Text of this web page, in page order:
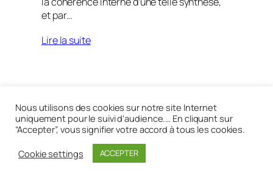
et par…
Lire la suite
Nous utilisons des cookies sur notre site Internet
uniquement pour le suivi d'audience.… En cliquant sur
“Accepter”, vous signifier votre accord à tous les cookies.
Cookie settings
ACCEPTER